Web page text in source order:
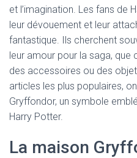
et l’imagination. Les fans de
leur dévouement et leur
fantastique. Ils cherchent
leur amour pour la saga,
des accessoires ou des
articles les plus populaires,
Gryffondor, un symbole
Harry Potter.
La maison